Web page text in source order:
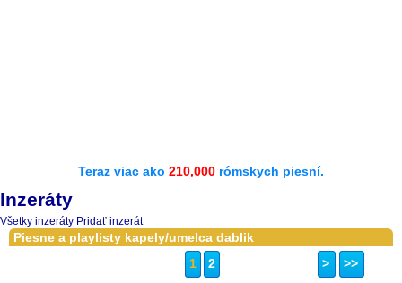
Teraz viac ako 210,000 rómskych piesní.
Inzeráty
Všetky inzeráty Pridať inzerát
Piesne a playlisty kapely/umelca dablik
1
2 > >>